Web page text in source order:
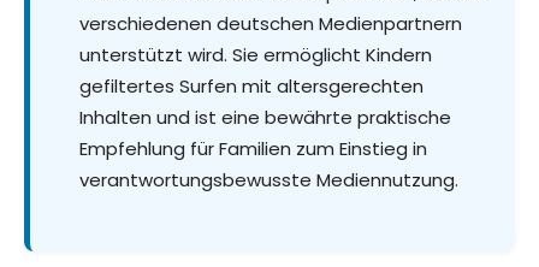
verschiedenen deutschen Medienpartnern
unterstützt wird. Sie ermöglicht Kindern
gefiltertes Surfen mit altersgerechten
Inhalten und ist eine bewährte praktische
Empfehlung für Familien zum Einstieg in
verantwortungsbewusste Mediennutzung.